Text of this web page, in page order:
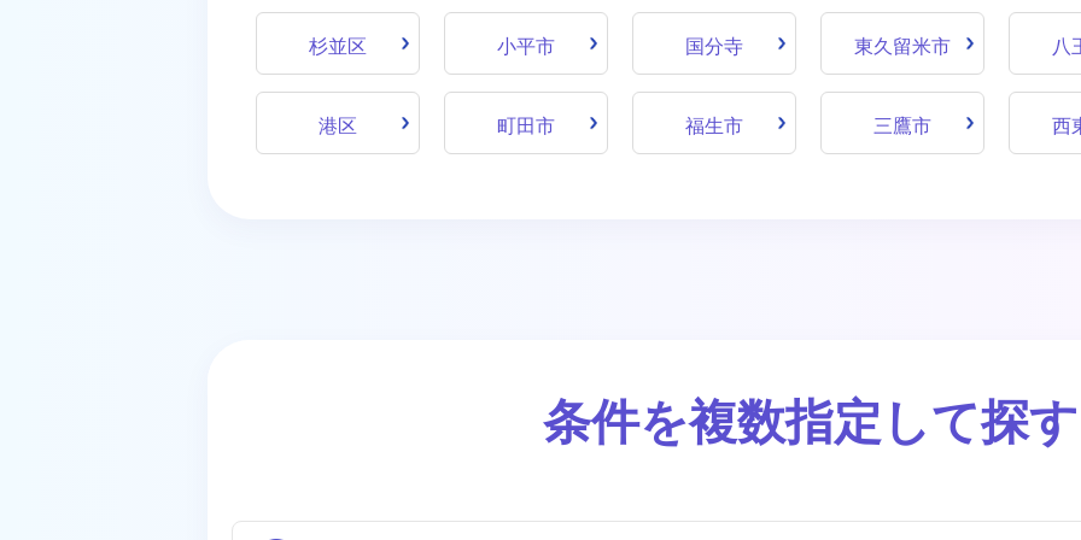
杉並区 小平市 国分寺 東久留米市 八
港区 町田市 福生市 三鷹市 西
条件を複数指定して探す